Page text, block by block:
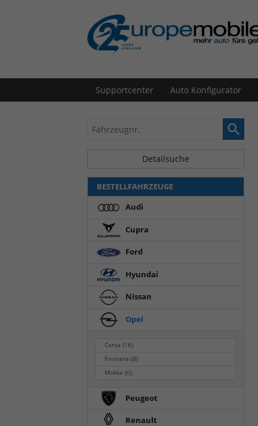
Supportcenter Auto Konfigurator
Fahrzeugnr.
Detailsuche
BESTELLFAHRZEUGE
Audi
Cupra
Ford
Hyundai
Nissan
Opel
Corsa(16)
Frontera(8)
Mokka(6)
Peugeot
Renault